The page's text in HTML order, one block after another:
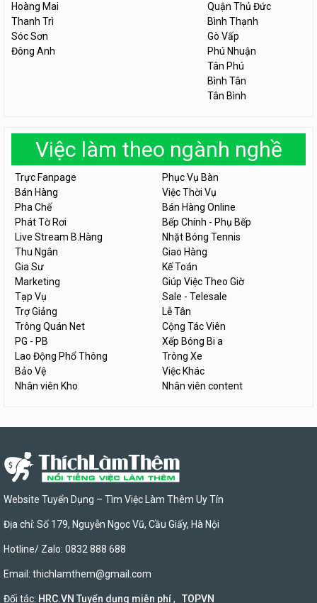
Hoàng Mai
Thanh Trì
Sóc Sơn
Đông Anh
Quận Thủ Đức
Bình Thạnh
Gò Vấp
Phú Nhuận
Tân Phú
Bình Tân
Tân Bình
Việc làm theo ngành nghề
Trực Fanpage
Phục Vụ Bàn
Bán Hàng
Việc Thời Vụ
Pha Chế
Bán Hàng Online
Phát Tờ Rơi
Bếp Chính - Phụ Bếp
Live Stream B.Hàng
Nhặt Bóng Tennis
Thu Ngân
Giao Hàng
Gia Sư
Kế Toán
Marketing
Giúp Việc Theo Giờ
Tạp Vụ
Sale - Telesale
Trợ Giảng
Lễ Tân
Trông Quán Net
Cộng Tác Viên
PG - PB
Xếp Bóng Bi a
Lao Động Phổ Thông
Trông Xe
Bảo Vệ
Việc Khác
Nhân viên Kho
Nhân viên content
Website Tuyển Dụng – Tìm Việc Làm Thêm Uy Tín
Địa chỉ: Số 179, Nguyễn Ngọc Vũ, Cầu Giấy, Hà Nội
Hotline/ Zalo: 0832 888 688
Email: thichlamthem@gmail.com
Đối tác: HRC.VN Tuyển dụng miễn phí, TOPVN